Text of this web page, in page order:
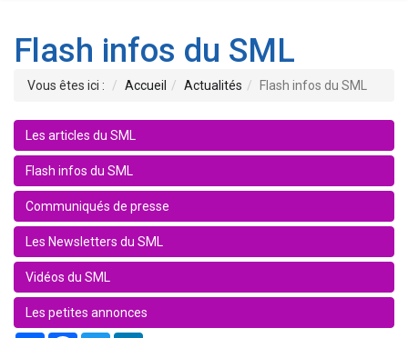
Flash infos du SML
Vous êtes ici : Accueil Actualités Flash infos du SML
Les articles du SML
Flash infos du SML
Communiqués de presse
Les Newsletters du SML
Vidéos du SML
Les petites annonces